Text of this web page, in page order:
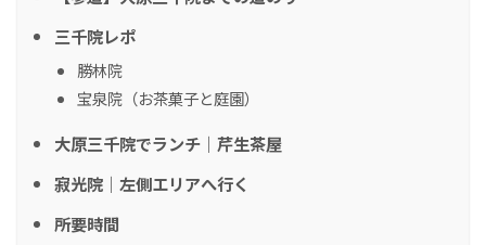
三千院レポ
勝林院
宝泉院（お茶菓子と庭園）
大原三千院でランチ｜芹生茶屋
寂光院｜左側エリアへ行く
所要時間